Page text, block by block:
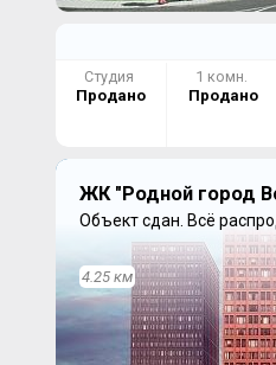
Студия
Продано
1 комн.
Продано
ЖК "Родной город
Объект сдан. Всё
4.25 км